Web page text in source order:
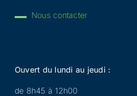
Nous contacter
Ouvert du lundi au jeudi :
de 8h45 à 12h00